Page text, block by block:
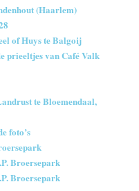
(Haarlem)
of Huys te Balgoij
prieeltjes van Café Valk
te Bloemendaal,
foto’s
Broersepark
Broersepark